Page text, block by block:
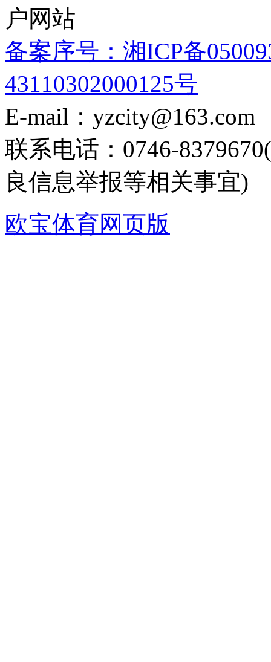
户网站
备案序号：湘ICP备
43110302000125号
E-mail：yzcity@163.com
联系电话：0746-
良信息举报等相关事宜)
欧宝体育网页版